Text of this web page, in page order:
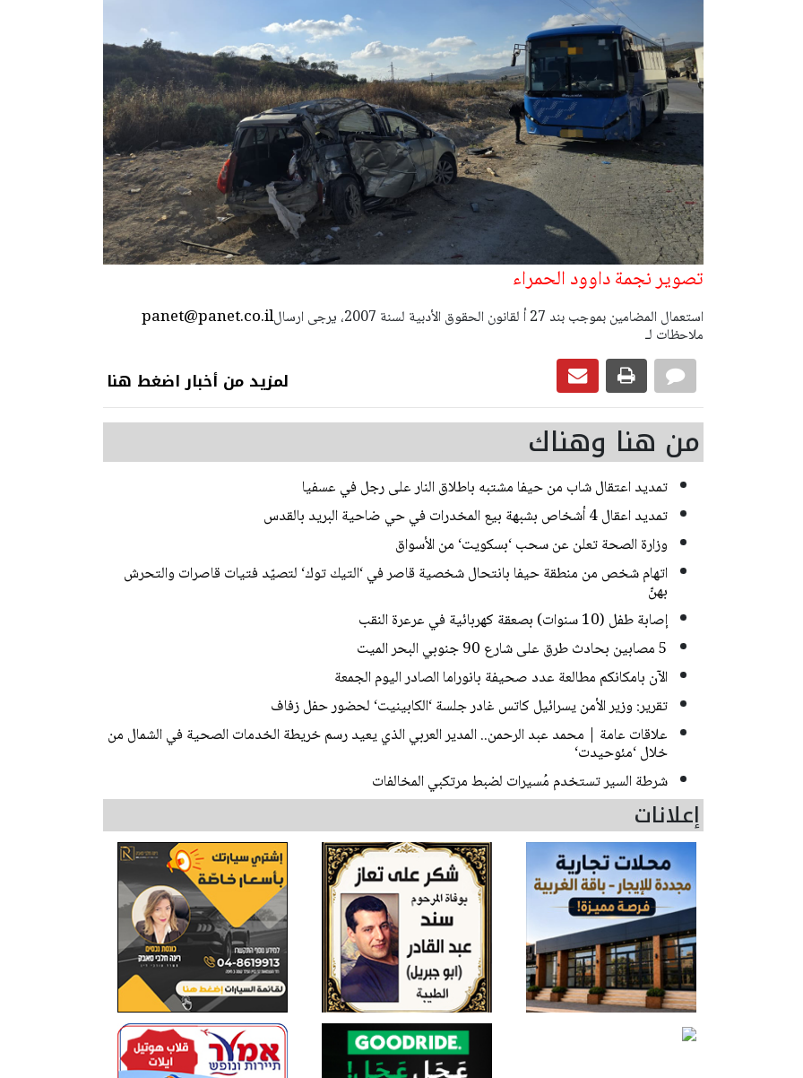
تصوير نجمة داوود الحمراء
panet@panet.co.ilاستعمال المضامين بموجب بند 27 أ لقانون الحقوق الأدبية لسنة 2007، يرجى ارسال
ملاحظات لـ
لمزيد من أخبار اضغط هنا
من هنا وهناك
تمديد اعتقال شاب من حيفا مشتبه باطلاق النار على رجل في عسفيا
تمديد اعقال 4 أشخاص بشبهة بيع المخدرات في حي ضاحية البريد بالقدس
وزارة الصحة تعلن عن سحب ‘بسكويت‘ من الأسواق
اتهام شخص من منطقة حيفا بانتحال شخصية قاصر في ‘التيك توك‘ لتصيّد فتيات قاصرات والتحرش
بهنّ
إصابة طفل (10 سنوات) بصعقة كهربائية في عرعرة النقب
5 مصابين بحادث طرق على شارع 90 جنوبي البحر الميت
الآن بامكانكم مطالعة عدد صحيفة بانوراما الصادر اليوم الجمعة
تقرير: وزير الأمن يسرائيل كاتس غادر جلسة ‘الكابينيت‘ لحضور حفل زفاف
علاقات عامة | محمد عبد الرحمن.. المدير العربي الذي يعيد رسم خريطة الخدمات الصحية في الشمال من
خلال ‘مئوحيدت‘
شرطة السير تستخدم مُسيرات لضبط مرتكبي المخالفات
إعلانات